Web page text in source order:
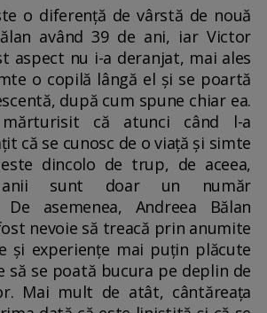
o diferență de vârstă de nouă
având 39 de ani, iar Victor
aspect nu i-a deranjat, mai ales
o copilă lângă el și se poartă
după cum spune chiar ea.
mărturisit că atunci când l-a
că se cunosc de o viață și simte
dincolo de trup, de aceea,
sunt doar un număr
De asemenea, Andreea Bălan
nevoie să treacă prin anumite
și experiențe mai puțin plăcute
să se poată bucura pe deplin de
Mai mult de atât, cântăreața